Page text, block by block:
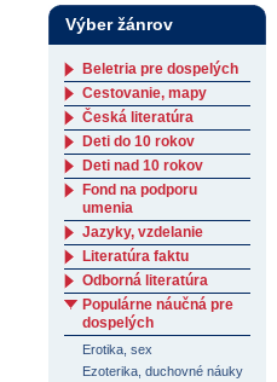
Výber žánrov
Beletria pre dospelých
Cestovanie, mapy
Česká literatúra
Deti do 10 rokov
Deti nad 10 rokov
Fond na podporu
umenia
Jazyky, vzdelanie
Literatúra faktu
Odborná literatúra
Populárne náučná pre
dospelých
Erotika, sex
Ezoterika, duchovné náuky